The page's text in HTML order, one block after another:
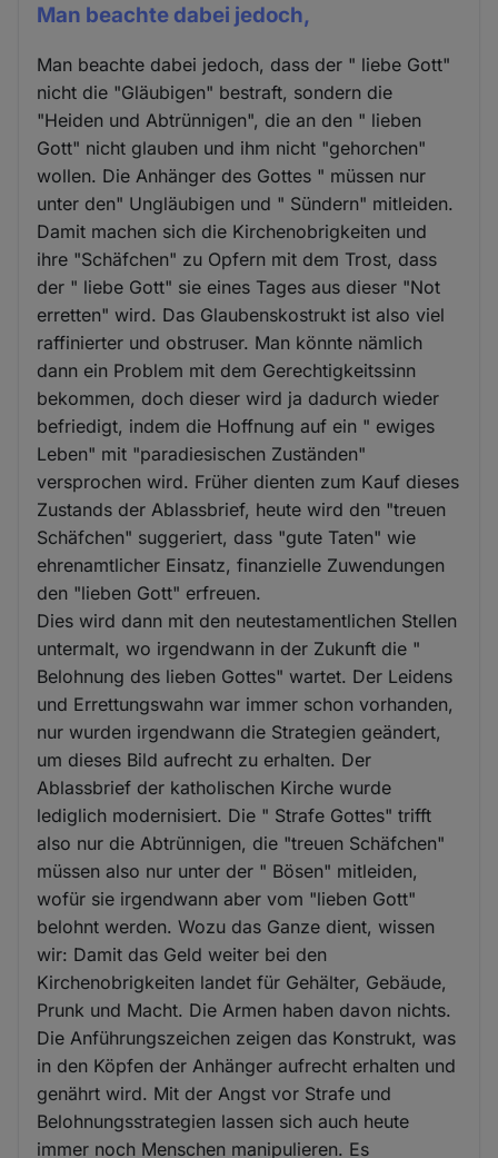
Man beachte dabei jedoch,
Man beachte dabei jedoch, dass der " liebe Gott"
nicht die "Gläubigen" bestraft, sondern die
"Heiden und Abtrünnigen", die an den " lieben
Gott" nicht glauben und ihm nicht "gehorchen"
wollen. Die Anhänger des Gottes " müssen nur
unter den" Ungläubigen und " Sündern" mitleiden.
Damit machen sich die Kirchenobrigkeiten und
ihre "Schäfchen" zu Opfern mit dem Trost, dass
der " liebe Gott" sie eines Tages aus dieser "Not
erretten" wird. Das Glaubenskostrukt ist also viel
raffinierter und obstruser. Man könnte nämlich
dann ein Problem mit dem Gerechtigkeitssinn
bekommen, doch dieser wird ja dadurch wieder
befriedigt, indem die Hoffnung auf ein " ewiges
Leben" mit "paradiesischen Zuständen"
versprochen wird. Früher dienten zum Kauf dieses
Zustands der Ablassbrief, heute wird den "treuen
Schäfchen" suggeriert, dass "gute Taten" wie
ehrenamtlicher Einsatz, finanzielle Zuwendungen
den "lieben Gott" erfreuen.
Dies wird dann mit den neutestamentlichen Stellen
untermalt, wo irgendwann in der Zukunft die "
Belohnung des lieben Gottes" wartet. Der Leidens
und Errettungswahn war immer schon vorhanden,
nur wurden irgendwann die Strategien geändert,
um dieses Bild aufrecht zu erhalten. Der
Ablassbrief der katholischen Kirche wurde
lediglich modernisiert. Die " Strafe Gottes" trifft
also nur die Abtrünnigen, die "treuen Schäfchen"
müssen also nur unter der " Bösen" mitleiden,
wofür sie irgendwann aber vom "lieben Gott"
belohnt werden. Wozu das Ganze dient, wissen
wir: Damit das Geld weiter bei den
Kirchenobrigkeiten landet für Gehälter, Gebäude,
Prunk und Macht. Die Armen haben davon nichts.
Die Anführungszeichen zeigen das Konstrukt, was
in den Köpfen der Anhänger aufrecht erhalten und
genährt wird. Mit der Angst vor Strafe und
Belohnungsstrategien lassen sich auch heute
immer noch Menschen manipulieren. Es